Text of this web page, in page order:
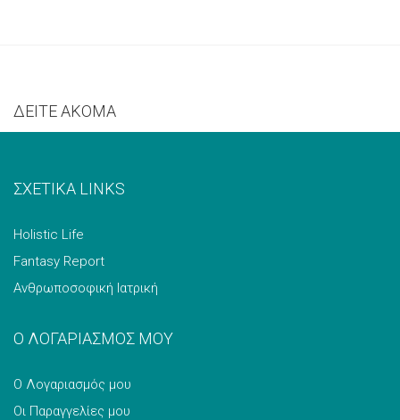
ΔΕΙΤΕ ΑΚΟΜΑ
ΣΧΕΤΙΚΑ LINKS
Holistic Life
Fantasy Report
Ανθρωποσοφική Ιατρική
Ο ΛΟΓΑΡΙΑΣΜΟΣ ΜΟΥ
Ο Λογαριασμός μου
Οι Παραγγελίες μου